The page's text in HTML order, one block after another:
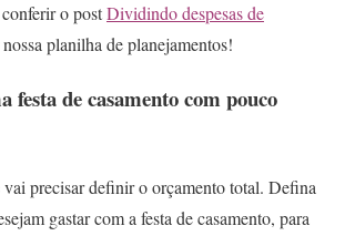
o postDividindo despesas de
planilha de planejamentos!
festa de casamento com pouco
precisar definir o orçamento total. Defina
gastar com a festa de casamento, para